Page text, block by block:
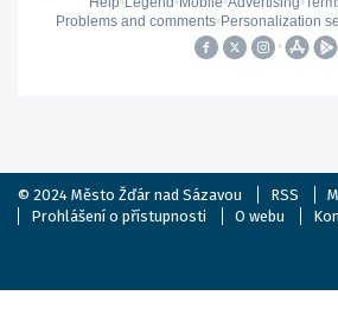
© 2024 Město Žďár nad Sázavou RSS
Prohlášení o přístupnosti
O webu